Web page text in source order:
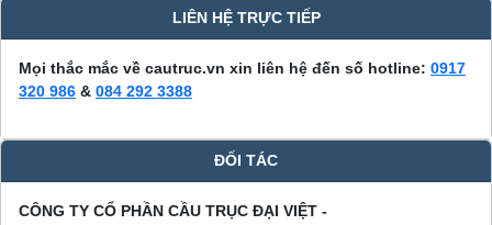
LIÊN HỆ TRỰC TIẾP
Mọi thắc mắc về cautruc.vn xin liên hệ đến số hotline: 0917
320 986 & 084 292 3388
ĐỐI TÁC
CÔNG TY CỔ PHẦN CẦU TRỤC ĐẠI VIỆT -